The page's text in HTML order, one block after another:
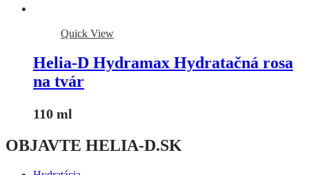
Quick View
Helia-D Hydramax Hydratačná rosa
na tvár
110 ml
OBJAVTE HELIA-D.SK